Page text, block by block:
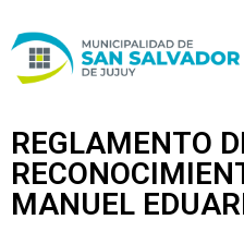
al
REGLAMENTO
MANUEL